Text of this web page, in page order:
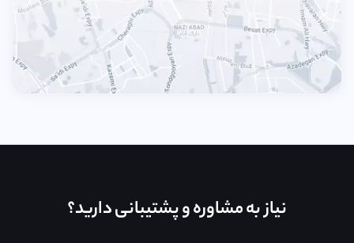
نیاز به مشاوره و پشتیبانی دارید؟